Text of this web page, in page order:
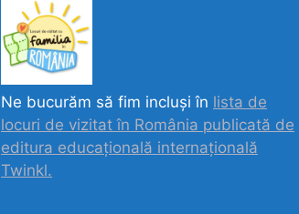
Ne bucurăm să fim incluși în lista de
locuri de vizitat în România publicată de
editura educațională internațională
Twinkl.